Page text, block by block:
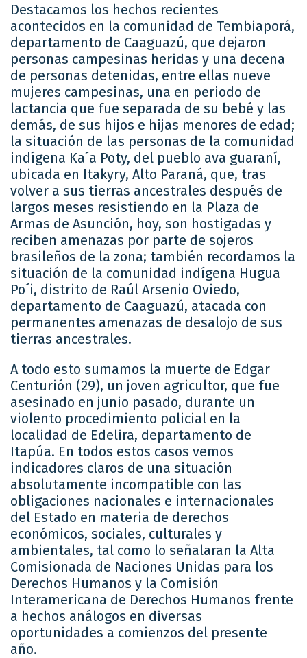
Destacamos los hechos recientes
acontecidos en la comunidad de Tembiaporá,
departamento de Caaguazú, que dejaron
personas campesinas heridas y una decena
de personas detenidas, entre ellas nueve
mujeres campesinas, una en periodo de
lactancia que fue separada de su bebé y las
demás, de sus hijos e hijas menores de edad;
la situación de las personas de la comunidad
indígena Ka´a Poty, del pueblo ava guaraní,
ubicada en Itakyry, Alto Paraná, que, tras
volver a sus tierras ancestrales después de
largos meses resistiendo en la Plaza de
Armas de Asunción, hoy, son hostigadas y
reciben amenazas por parte de sojeros
brasileños de la zona; también recordamos la
situación de la comunidad indígena Hugua
Po´i, distrito de Raúl Arsenio Oviedo,
departamento de Caaguazú, atacada con
permanentes amenazas de desalojo de sus
tierras ancestrales.
A todo esto sumamos la muerte de Edgar
Centurión (29), un joven agricultor, que fue
asesinado en junio pasado, durante un
violento procedimiento policial en la
localidad de Edelira, departamento de
Itapúa. En todos estos casos vemos
indicadores claros de una situación
absolutamente incompatible con las
obligaciones nacionales e internacionales
del Estado en materia de derechos
económicos, sociales, culturales y
ambientales, tal como lo señalaran la Alta
Comisionada de Naciones Unidas para los
Derechos Humanos y la Comisión
Interamericana de Derechos Humanos frente
a hechos análogos en diversas
oportunidades a comienzos del presente
año.